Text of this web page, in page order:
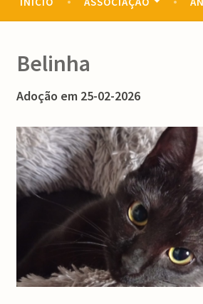
Belinha
Adoção em 25-02-2026